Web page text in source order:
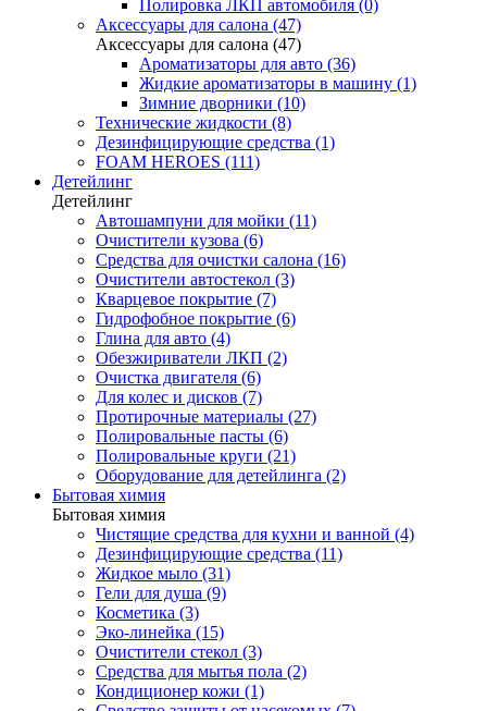
Полировка ЛКП автомобиля (0)
Аксессуары для салона (47)
Аксессуары для салона (47)
Ароматизаторы для авто (36)
Жидкие ароматизаторы в машину (1)
Зимние дворники (10)
Технические жидкости (8)
Дезинфицирующие средства (1)
FOAM HEROES (111)
Детейлинг
Детейлинг
Автошампуни для мойки (11)
Очистители кузова (6)
Средства для очистки салона (16)
Очистители автостекол (3)
Кварцевое покрытие (7)
Гидрофобное покрытие (6)
Глина для авто (4)
Обезжириватели ЛКП (2)
Очистка двигателя (6)
Для колес и дисков (7)
Протирочные материалы (27)
Полировальные пасты (6)
Полировальные круги (21)
Оборудование для детейлинга (2)
Бытовая химия
Бытовая химия
Чистящие средства для кухни и ванной (4)
Дезинфицирующие средства (11)
Жидкое мыло (31)
Гели для душа (9)
Косметика (3)
Эко-линейка (15)
Очистители стекол (3)
Средства для мытья пола (2)
Кондиционер кожи (1)